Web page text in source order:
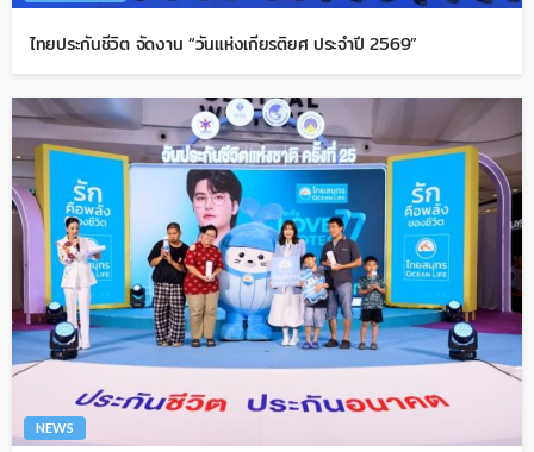
ไทยประกันชีวิต จัดงาน “วันแห่งเกียรติยศ ประจำปี 2569”
NEWS